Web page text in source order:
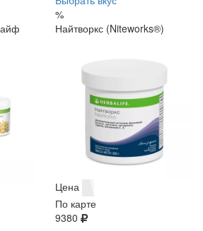
%
Найтворкс (Niteworks®)
Цена
По карте
9380